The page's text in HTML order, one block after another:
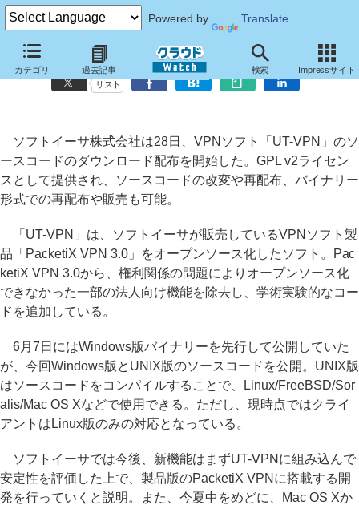
Powered by Translate
カテゴリ 過去記事 検索 Impressサイト
ソフトイーサ、VPNソフト「UT-VPN」のソースコードを配布開始
リスト
ソフトイーサ株式会社は28日、VPNソフト「UT-VPN」のソ
ースコードのダウンロード配布を開始した。GPL v2ライセン
スとして提供され、ソースコードの改変や再配布、バイナリー
形式での再配布や販売も可能。
「UT-VPN」は、ソフトイーサが販売しているVPNソフト製
品「PacketiX VPN 3.0」をオープンソース化したソフト。Pac
ketiX VPN 3.0から、権利関係の問題によりオープンソース化
できなかった一部の法人向け機能を除去し、学術実験的なコー
ドを追加している。
6月7日にはWindows版バイナリーを先行して公開していた
が、今回Windows版とUNIX版のソースコードを公開。UNIX版
はソースコードをコンパイルすることで、Linux/FreeBSD/Sor
alis/Mac OS Xなどで使用できる。ただし、現時点ではクライ
アントはLinux版のみの対応となっている。
ソフトイーサでは今後、新機能はまずUT-VPNに組み込んで
安定性を評価した上で、製品版のPacketiX VPNに搭載する開
発を行っていくと説明。また、今夏中をめどに、Mac OS Xか